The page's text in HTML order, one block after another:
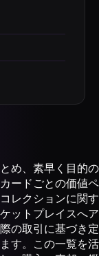
め、素早く目的の
ードごとの価値ペ
レクションに関す
ットプレイスへア
の取引に基づき定
す。この一覧を活